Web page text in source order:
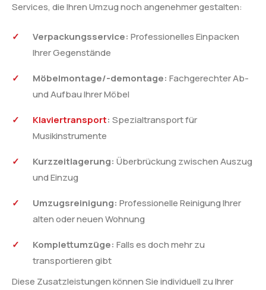
Services, die Ihren Umzug noch angenehmer gestalten:
Verpackungsservice: Professionelles Einpacken
Ihrer Gegenstände
Möbelmontage/-demontage: Fachgerechter Ab-
und Aufbau Ihrer Möbel
Klaviertransport: Spezialtransport für
Musikinstrumente
Kurzzeitlagerung: Überbrückung zwischen Auszug
und Einzug
Umzugsreinigung: Professionelle Reinigung Ihrer
alten oder neuen Wohnung
Komplettumzüge: Falls es doch mehr zu
transportieren gibt
Diese Zusatzleistungen können Sie individuell zu Ihrer